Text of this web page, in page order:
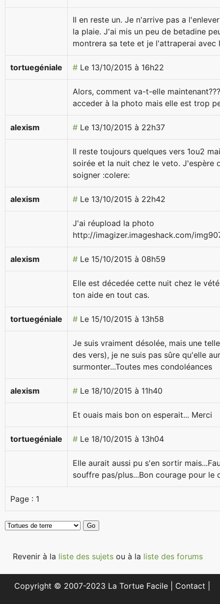
Il en reste un. Je n'arrive pas a
la plaie. J'ai mis un peu de betadine
montrera sa tete et je l'attraperai avec
tortuegéniale # Le 13/10/2015 à 16h22
Alors, comment va-t-elle
acceder à la photo mais elle est trop
alexism # Le 13/10/2015 à 22h37
Il reste toujours quelques vers 1ou2
soirée et la nuit chez le veto. J'espère
soigner :colere:
alexism # Le 13/10/2015 à 22h42
J'ai réupload la photo
http://imagizer.imageshack.com/
alexism # Le 15/10/2015 à 08h59
Elle est décedée cette nuit chez le
ton aide en tout cas.
tortuegéniale # Le 15/10/2015 à 13h58
Je suis vraiment désolée, mais une
des vers), je ne suis pas sûre qu'elle
surmonter...Toutes mes condoléances
alexism # Le 18/10/2015 à 11h40
Et ouais mais bon on esperait... Merci
tortuegéniale # Le 18/10/2015 à 13h04
Elle aurait aussi pu s'en sortir
souffre pas/plus...Bon courage pour le
Page : 1
Revenir à la liste des sujets ou à la liste des forums
Copyright © 2007-2023 La Tortue Facile | Contact